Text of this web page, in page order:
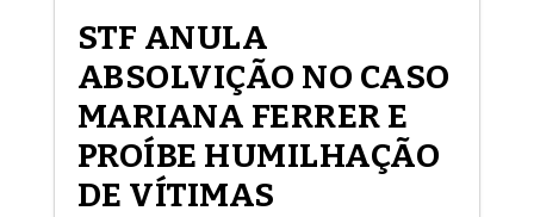
STF ANULA
ABSOLVIÇÃO NO CASO
MARIANA FERRER E
PROÍBE HUMILHAÇÃO
DE VÍTIMAS